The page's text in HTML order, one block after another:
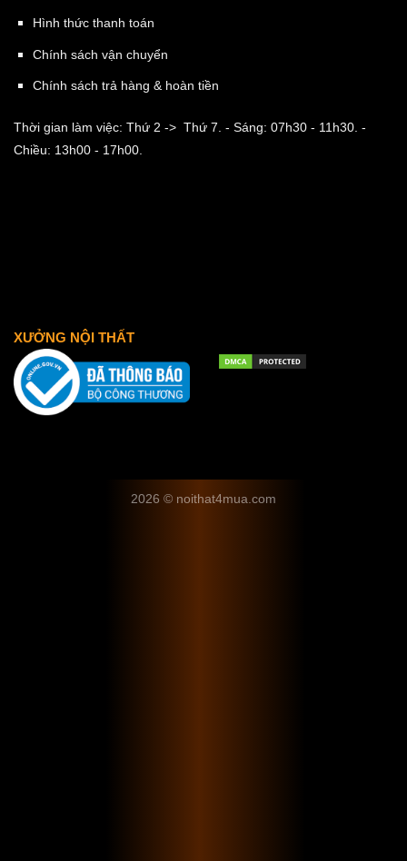
Hình thức thanh toán
Chính sách vận chuyển
Chính sách trả hàng & hoàn tiền
Thời gian làm việc: Thứ 2 -> Thứ 7. - Sáng: 07h30 - 11h30. -
Chiều: 13h00 - 17h00.
XƯỞNG NỘI THẤT
2026 © noithat4mua.com